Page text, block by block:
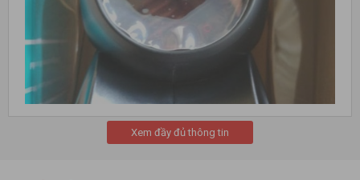
Xem đầy đủ thông tin